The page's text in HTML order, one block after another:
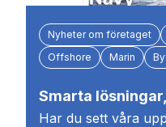
Nyheter om företaget
Offshore
Marin
Smarta
Har du sett våra